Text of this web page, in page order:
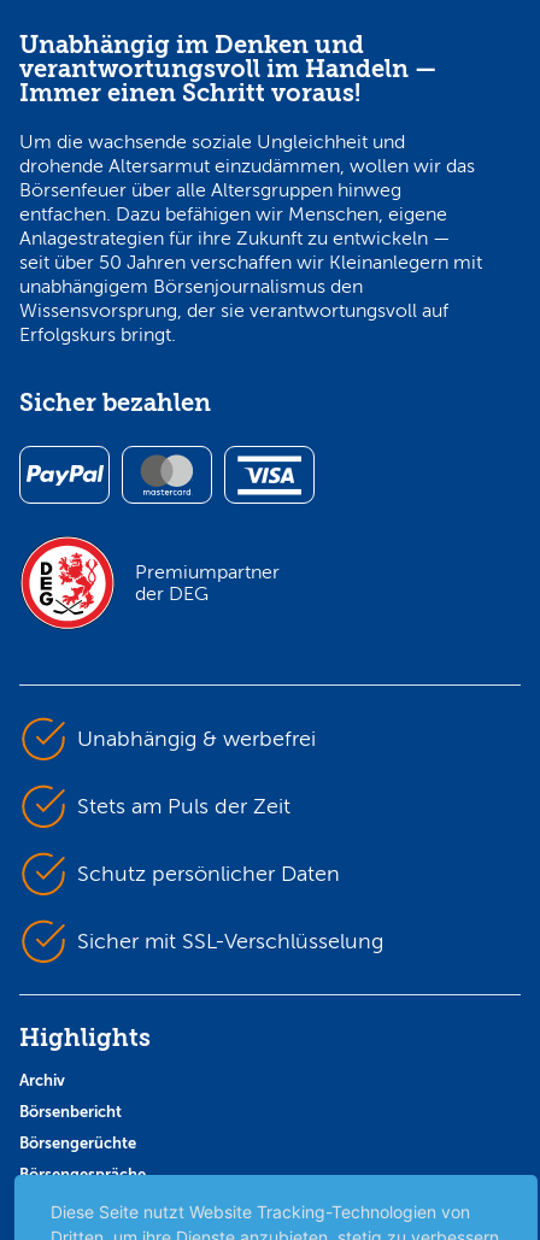
Unabhängig im Denken und
verantwortungsvoll im Handeln —
Immer einen Schritt voraus!
Um die wachsende soziale Ungleichheit und
drohende Altersarmut einzudämmen, wollen wir das
Börsenfeuer über alle Altersgruppen hinweg
entfachen. Dazu befähigen wir Menschen, eigene
Anlagestrategien für ihre Zukunft zu entwickeln —
seit über 50 Jahren verschaffen wir Kleinanlegern mit
unabhängigem Börsenjournalismus den
Wissensvorsprung, der sie verantwortungsvoll auf
Erfolgskurs bringt.
Sicher bezahlen
Premiumpartner
der DEG
Unabhängig & werbefrei
Stets am Puls der Zeit
Schutz persönlicher Daten
Sicher mit SSL-Verschlüsselung
Highlights
Archiv
Börsenbericht
Börsengerüchte
Börsengespräche
Börsennews
Diese Seite nutzt Website Tracking-Technologien von